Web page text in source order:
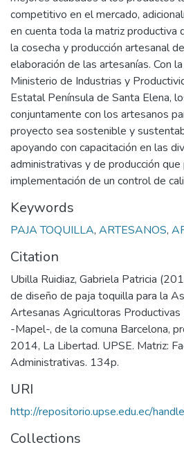
competitivo en el mercado,
en cuenta toda la matriz productiva
la cosecha y producción artesanal
elaboración de las artesanías. Con
Ministerio de Industrias y
Estatal Península de Santa Elena,
conjuntamente con los artesanos
proyecto sea sostenible y
apoyando con capacitación en las
administrativas y de producción
implementación de un control de
Keywords
PAJA TOQUILLA, ARTESANOS,
Citation
Ubilla Ruidiaz, Gabriela Patricia
de diseño de paja toquilla para la
Artesanas Agricultoras
-Mapel-, de la comuna Barcelona,
2014, La Libertad. UPSE. Matriz:
Administrativas. 134p.
URI
http://repositorio.upse.edu.ec/
Collections